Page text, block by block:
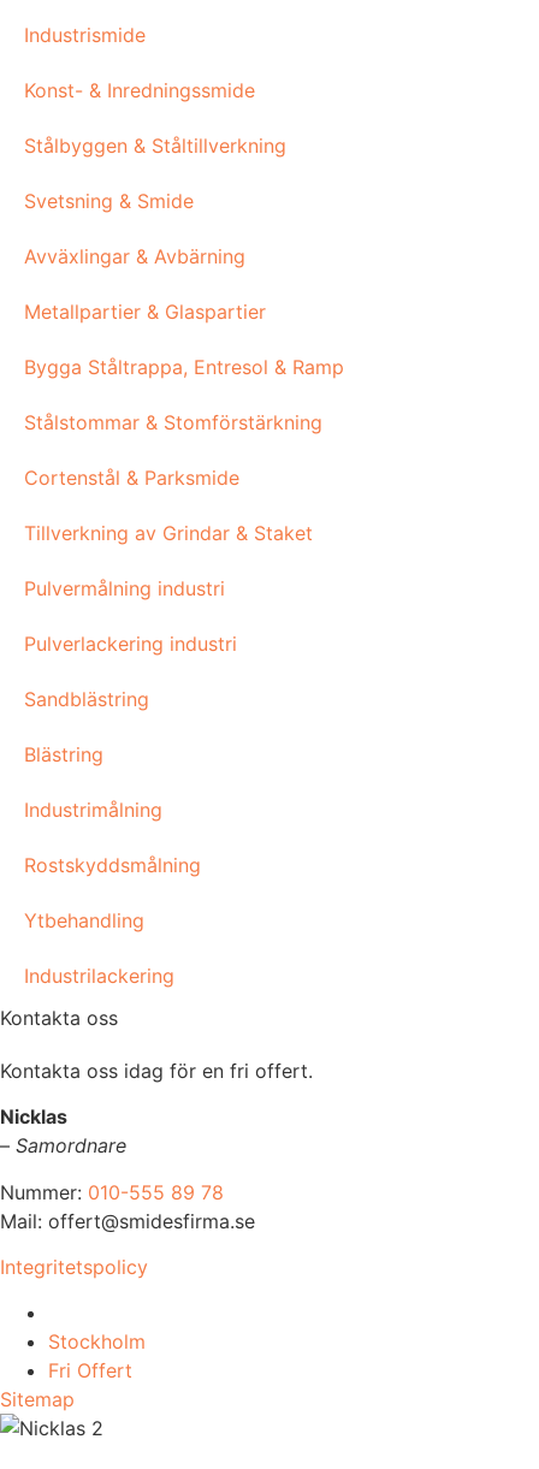
Industrismide
Konst- & Inredningssmide
Stålbyggen & Ståltillverkning
Svetsning & Smide
Avväxlingar & Avbärning
Metallpartier & Glaspartier
Bygga Ståltrappa, Entresol & Ramp
Stålstommar & Stomförstärkning
Cortenstål & Parksmide
Tillverkning av Grindar & Staket
Pulvermålning industri
Pulverlackering industri
Sandblästring
Blästring
Industrimålning
Rostskyddsmålning
Ytbehandling
Industrilackering
Kontakta oss
Kontakta oss idag för en fri offert.
Nicklas
– Samordnare
Nummer: 010-555 89 78
Mail: offert@smidesfirma.se
Integritetspolicy
Stockholm
Fri Offert
Sitemap